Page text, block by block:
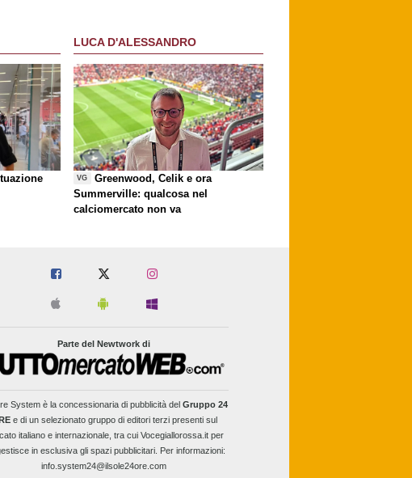
LUCA D'ALESSANDRO
VG
Greenwood, Celik e ora
Summerville: qualcosa nel
calciomercato non va
Parte del Newtwork di
Systemè la concessionaria di pubblicità del Gruppo 24
e di un selezionato gruppo di editori terzi presenti sul
italiano e internazionale, tra cui Vocegiallorossa.it per
in esclusiva gli spazi pubblicitari. Per informazioni:
info.system24@ilsole24ore.com